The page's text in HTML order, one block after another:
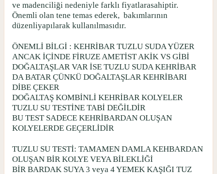
ve madenciliği nedeniyle farklı fiyatlarasahiptir.
Önemli olan tene temas ederek, bakımlarının
düzenliyapılarak kullanılmasıdır.
ÖNEMLİ BİLGİ : KEHRİBAR TUZLU SUDA YÜZER
ANCAK İÇİNDE FİRUZE AMETİST AKİK VS GİBİ
DOĞALTAŞLAR VAR İSE TUZLU SUDA KEHRİBAR
DA BATAR ÇÜNKÜ DOĞALTAŞLAR KEHRİBARI
DİBE ÇEKER
DOĞALTAŞ KOMBİNLİ KEHRİBAR KOLYELER
TUZLU SU TESTİNE TABİ DEĞİLDİR
BU TEST SADECE KEHRİBARDAN OLUŞAN
KOLYELERDE GEÇERLİDİR
TUZLU SU TESTİ: TAMAMEN DAMLA KEHBARDAN
OLUŞAN BİR KOLYE VEYA BİLEKLİĞİ
BİR BARDAK SUYA 3 veya 4 YEMEK KAŞIĞI TUZ